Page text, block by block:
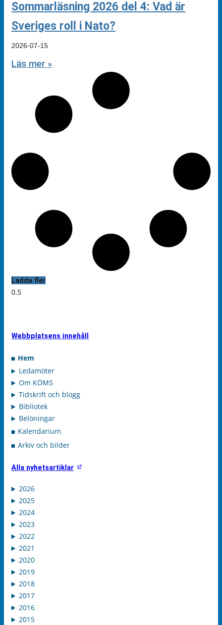
Sommarläsning 2026 del 4: Vad är
Sveriges roll i Nato?
2026-07-15
Läs mer »
Ladda fler
Webbplatsens innehåll
Hem
Ledamöter
Om KÖMS
Tidskrift och blogg
Bibliotek
Belöningar
Kalendarium
Arkiv och bilder
Alla nyhetsartiklar
2026
2025
2024
2023
2022
2021
2020
2019
2018
2017
2016
2015